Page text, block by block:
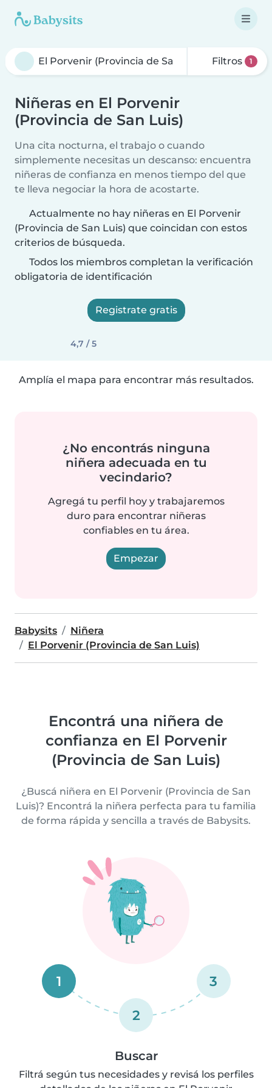
Filtros 1
Niñeras en El Porvenir
(Provincia de San Luis)
Una cita nocturna, el trabajo o cuando
simplemente necesitas un descanso: encuentra
niñeras de confianza en menos tiempo del que
te lleva negociar la hora de acostarte.
Actualmente no hay niñeras en El Porvenir
(Provincia de San Luis) que coincidan con estos
criterios de búsqueda.
Todos los miembros completan la verificación
obligatoria de identificación
Registrate gratis
4,7 / 5
Amplía el mapa para encontrar más resultados.
¿No encontrás ninguna
niñera adecuada en tu
vecindario?
Agregá tu perfil hoy y trabajaremos
duro para encontrar niñeras
confiables en tu área.
Empezar
Babysits
Niñera
El Porvenir (Provincia de San Luis)
Encontrá una niñera de
confianza en El Porvenir
(Provincia de San Luis)
¿Buscá niñera en El Porvenir (Provincia de San
Luis)? Encontrá la niñera perfecta para tu familia
de forma rápida y sencilla a través de Babysits.
1
2
3
Buscar
Filtrá según tus necesidades y revisá los perfiles